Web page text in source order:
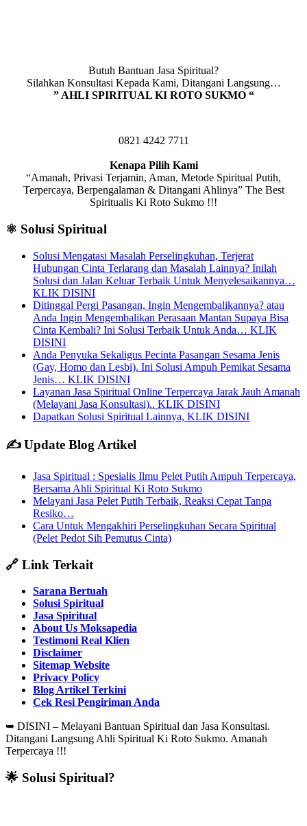
Butuh Bantuan Jasa Spiritual?
Silahkan Konsultasi Kepada Kami, Ditangani Langsung…
” AHLI SPIRITUAL KI ROTO SUKMO “
0821 4242 7711
Kenapa Pilih Kami
“Amanah, Privasi Terjamin, Aman, Metode Spiritual Putih,
Terpercaya, Berpengalaman & Ditangani Ahlinya” The Best
Spiritualis Ki Roto Sukmo !!!
⚛️ Solusi Spiritual
Solusi Mengatasi Masalah Perselingkuhan, Terjerat
Hubungan Cinta Terlarang dan Masalah Lainnya? Inilah
Solusi dan Jalan Keluar Terbaik Untuk Menyelesaikannya…
KLIK DISINI
Ditinggal Pergi Pasangan, Ingin Mengembalikannya? atau
Anda Ingin Mengembalikan Perasaan Mantan Supaya Bisa
Cinta Kembali? Ini Solusi Terbaik Untuk Anda… KLIK
DISINI
Anda Penyuka Sekaligus Pecinta Pasangan Sesama Jenis
(Gay, Homo dan Lesbi). Ini Solusi Ampuh Pemikat Sesama
Jenis… KLIK DISINI
Layanan Jasa Spiritual Online Terpercaya Jarak Jauh Amanah
(Melayani Jasa Konsultasi).. KLIK DISINI
Dapatkan Solusi Spiritual Lainnya, KLIK DISINI
✍️ Update Blog Artikel
Jasa Spiritual : Spesialis Ilmu Pelet Putih Ampuh Terpercaya,
Bersama Ahli Spiritual Ki Roto Sukmo
Melayani Jasa Pelet Putih Terbaik, Reaksi Cepat Tanpa
Resiko…
Cara Untuk Mengakhiri Perselingkuhan Secara Spiritual
(Pelet Pedot Sih Pemutus Cinta)
🔗 Link Terkait
Sarana Bertuah
Solusi Spiritual
Jasa Spiritual
About Us Moksapedia
Testimoni Real Klien
Disclaimer
Sitemap Website
Privacy Policy
Blog Artikel Terkini
Cek Resi Pengiriman Anda
➥ DISINI – Melayani Bantuan Spiritual dan Jasa Konsultasi.
Ditangani Langsung Ahli Spiritual Ki Roto Sukmo. Amanah
Terpercaya !!!
🌟 Solusi Spiritual?